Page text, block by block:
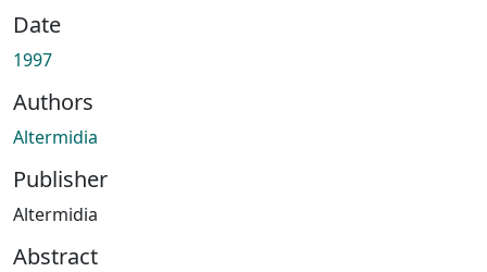
Date
1997
Authors
Altermidia
Publisher
Altermidia
Abstract